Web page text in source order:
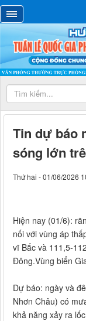
Tin dự báo
sóng lớn
Thứ hai - 01/06/2026
Hiện nay (01/6):
nối với vùng áp
vĩ Bắc và 111,5-
Đông.Vùng biển
Dự báo: ngày và
Nhơn Châu) có
khả năng xảy ra